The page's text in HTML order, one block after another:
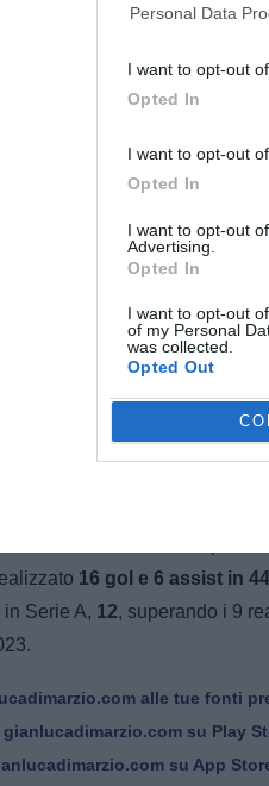
Personal Data
I want to opt-out
Opted In
I want to opt-out
Opted In
I want to opt-out
Advertising.
Opted In
I want to opt-out
of my Personal
was collected.
Opted Out
DEL NAPOLI
per l'acquisizione
Winther Højlund dal
numero 19 realizza il suo
della Fiorentina al Franchi.
16 reti. Ha contribuito alla
vinta contro il Milan.
-
16 gol e 6 assist in
in Serie A, 12, superando i 9
alle tue fonti
su Play
su App